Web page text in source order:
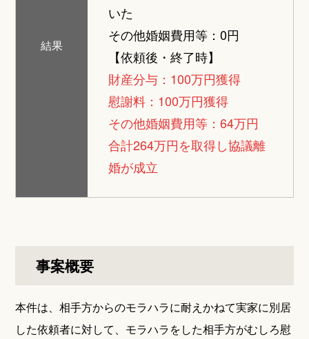
結果
いた
その他婚姻費用等：0円
【依頼後・終了時】
財産分与：100万円獲得
慰謝料：100万円獲得
その他婚姻費用等：64万円
合計264万円を取得し協議離
婚が成立
事案概要
本件は、相手方からのモラハラに耐えかねて実家に別居
した依頼者に対して、モラハラをした相手方がむしろ慰